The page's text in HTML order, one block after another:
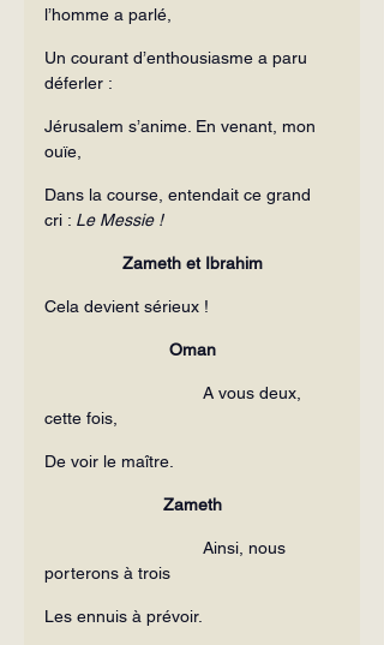
l’homme a parlé,
Un courant d’enthousiasme a paru
déferler :
Jérusalem s’anime. En venant, mon
ouïe,
Dans la course, entendait ce grand
cri : Le Messie !
Zameth et Ibrahim
Cela devient sérieux !
Oman
A vous deux,
cette fois,
De voir le maître.
Zameth
Ainsi, nous
porterons à trois
Les ennuis à prévoir.